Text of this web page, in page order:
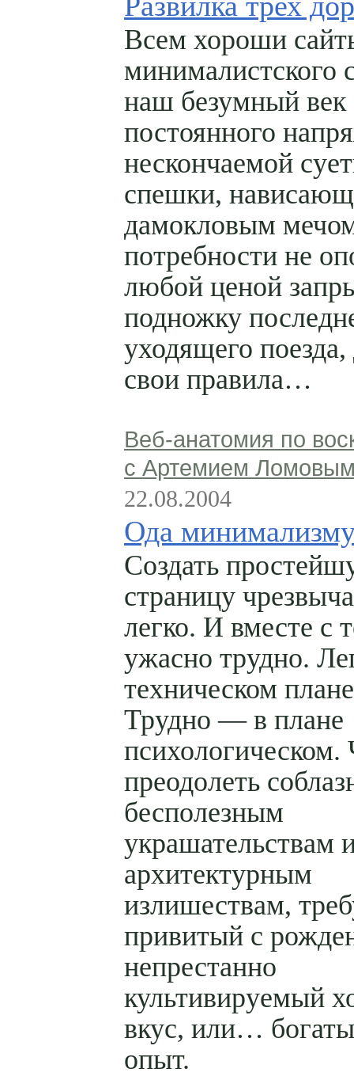
Всем хороши
минималистского
наш безумный век
постоянного
нескончаемой
спешки,
дамокловым
потребности не
любой ценой
подножку
уходящего поезда,
свои правила…
Веб-анатомия по
с Артемием
22.08.2004
Ода
Создать
страницу
легко. И вместе с
ужасно трудно.
техническом
Трудно — в плане
преодолеть
бесполезным
украшательствам
архитектурным
излишествам,
привитый с
непрестанно
культивируемый
вкус, или…
опыт.